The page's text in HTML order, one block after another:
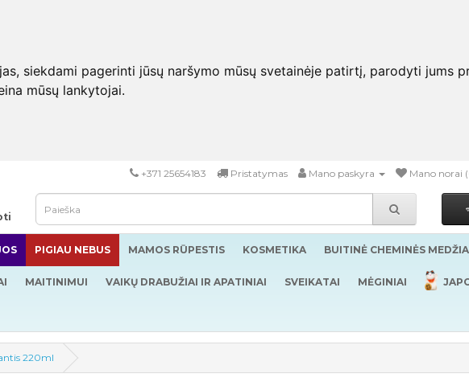
siekdami pagerinti jūsų naršymo mūsų svetainėje patirtį, parodyti jums
mūsų lankytojai.
+371 25654183 Pristatymas Mano paskyra Mano norai
PIGIAU NEBUS MAMOS RŪPESTIS KOSMETIKA BUITINĖ CHEMINĖS
MAITINIMUI VAIKŲ DRABUŽIAI IR APATINIAI SVEIKATAI MĖGINIAI
220ml